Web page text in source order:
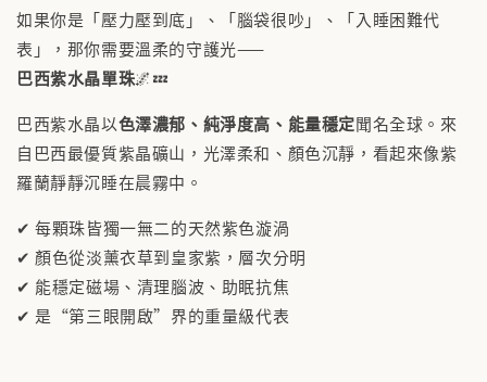
如果你是「壓力壓到底」、「腦袋很吵」、「入睡困難代
表」，那你需要溫柔的守護光——
巴西紫水晶單珠🌌💤
巴西紫水晶以色澤濃郁、純淨度高、能量穩定聞名全球。來
自巴西最優質紫晶礦山，光澤柔和、顏色沉靜，看起來像紫
羅蘭靜靜沉睡在晨霧中。
✔ 每顆珠皆獨一無二的天然紫色漩渦
✔ 顏色從淡薰衣草到皇家紫，層次分明
✔ 能穩定磁場、清理腦波、助眠抗焦
✔ 是“第三眼開啟”界的重量級代表